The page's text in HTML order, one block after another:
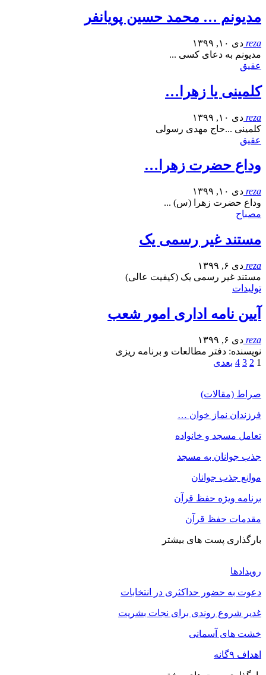
مدیونم … محمد حسین پویانفر
reza دی ۱۰, ۱۳۹۹
مدیونم به دعای کسی ...
عقیق
کلمینی یا زهرا…
reza دی ۱۰, ۱۳۹۹
کلمینی ...حاج مهدی رسولی
عقیق
وداع حضرت زهرا…
reza دی ۱۰, ۱۳۹۹
وداع حضرت زهرا (س) ...
مصباح
مستند غیر رسمی یک
reza دی ۶, ۱۳۹۹
مستند غیر رسمی یک (کیفیت عالی)
تولیدات
آیین نامه اداری امور شعب
reza دی ۶, ۱۳۹۹
نویسنده: دفتر مطالعات و برنامه ریزی
1
2
3
4 بعدی
صراط (مقالات)
فرزندان نماز خوان …
تعامل مسجد و خانواده
جذب جوانان به مسجد
موانع جذب جوانان
برنامه ویژه حفظ قرآن
مقدمات حفظ قرآن
بارگذاری پست های بیشتر
رویدادها
دعوت به حضور حداکثری در انتخابات
غدیر شروع روندی برای نجات بشریت
خشت های آسمانی
اهداف ۹گانه